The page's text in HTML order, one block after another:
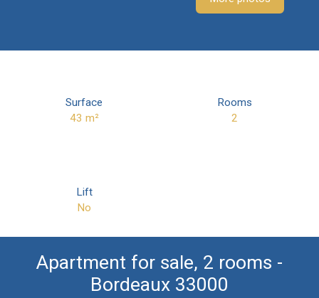
Surface
43 m²
Rooms
2
Lift
No
Apartment for sale, 2 rooms -
Bordeaux 33000